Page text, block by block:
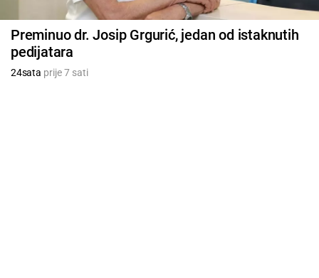
Preminuo dr. Josip Grgurić, jedan od istaknutih
pedijatara
24sata prije 7 sati